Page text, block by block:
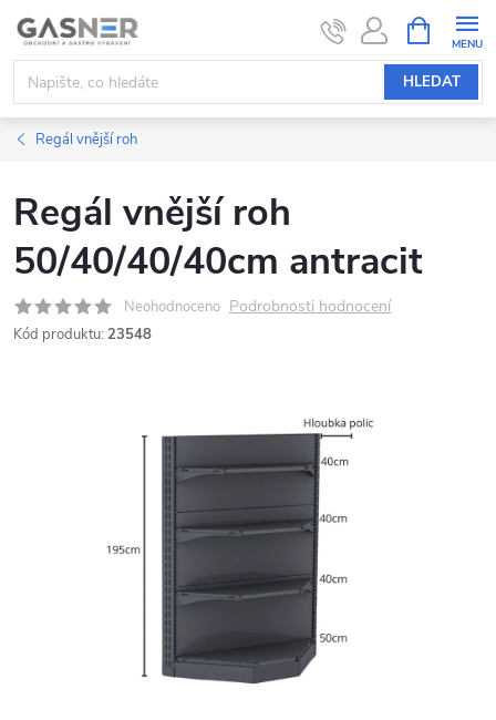
Přejít
obsah
HLEDAT
NÁKUPNÍ
KOŠÍK
Regál vnější roh
Regál vnější roh
50/40/40/40cm antracit
Neohodnoceno Podrobnosti hodnocení
Kód produktu: 23548